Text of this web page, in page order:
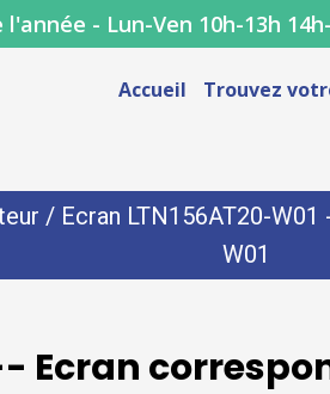
- Lun-Ven 10h-13h
Accueil Trouvez
/ Ecran LTN156AT20-
W01
-- Ecran